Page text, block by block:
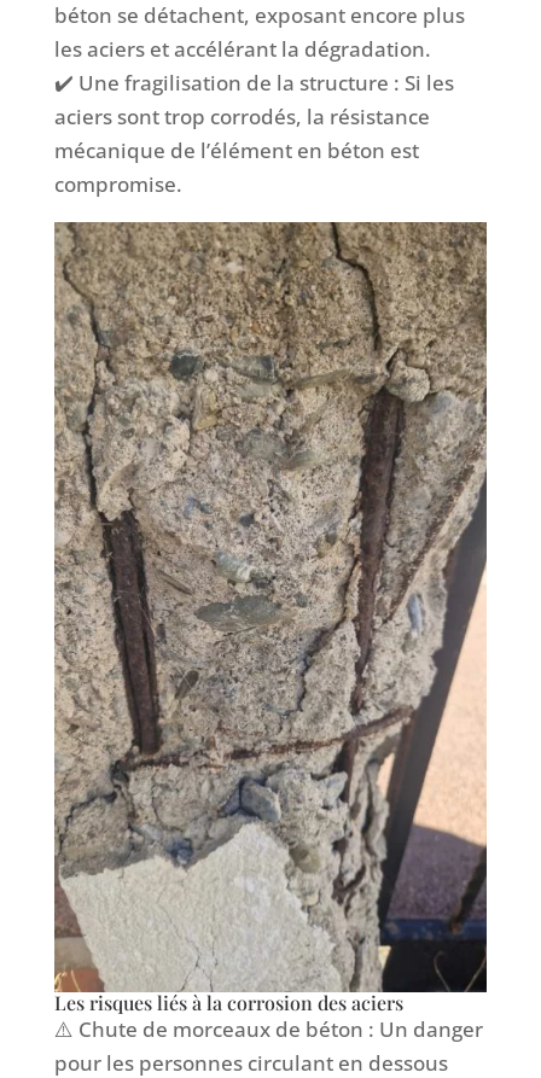
béton se détachent, exposant encore plus
les aciers et accélérant la dégradation.
✔️ Une fragilisation de la structure : Si les
aciers sont trop corrodés, la résistance
mécanique de l’élément en béton est
compromise.
Les risques liés à la corrosion des aciers
⚠️ Chute de morceaux de béton : Un danger
pour les personnes circulant en dessous